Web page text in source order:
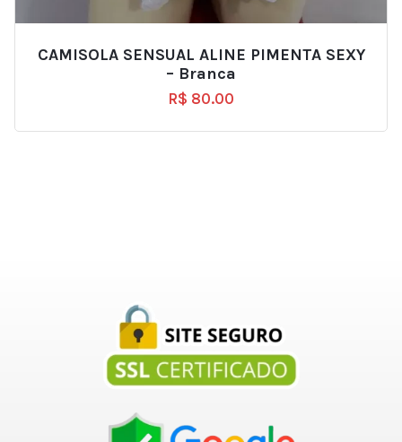
CAMISOLA SENSUAL ALINE PIMENTA SEXY
– Branca
R$ 80.00